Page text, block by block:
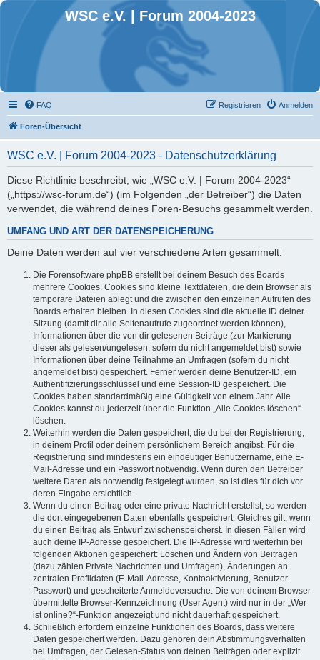
WSC e.V. | Forum 2004-2023
FAQ Anmelden
Registrieren
Foren-Übersicht
WSC e.V. | Forum 2004-2023 - Datenschutzerklärung
Diese Richtlinie beschreibt, wie „WSC e.V. | Forum 2004-2023“
(„https://wsc-forum.de“) (im Folgenden „der Betreiber“) die Daten
verwendet, die während deines Foren-Besuchs gesammelt werden.
UMFANG UND ART DER DATENSPEICHERUNG
Deine Daten werden auf vier verschiedene Arten gesammelt:
Die Forensoftware phpBB erstellt bei deinem Besuch des Boards
mehrere Cookies. Cookies sind kleine Textdateien, die dein Browser als
temporäre Dateien ablegt und die zwischen den einzelnen Aufrufen des
Boards erhalten bleiben. In diesen Cookies sind die aktuelle ID deiner
Sitzung (damit dir alle Seitenaufrufe zugeordnet werden können),
Informationen über die von dir gelesenen Beiträge (zur Markierung
dieser als gelesen/ungelesen; sofern du nicht angemeldet bist) sowie
Informationen über deine Teilnahme an Umfragen (sofern du nicht
angemeldet bist) gespeichert. Ferner werden deine Benutzer-ID, ein
Authentifizierungsschlüssel und eine Session-ID gespeichert. Die
Cookies haben standardmäßig eine Gültigkeit von einem Jahr. Alle
Cookies kannst du jederzeit über die Funktion „Alle Cookies löschen“
löschen.
Weiterhin werden die Daten gespeichert, die du bei der Registrierung,
in deinem Profil oder deinem persönlichem Bereich angibst. Für die
Registrierung sind mindestens ein eindeutiger Benutzername, eine E-
Mail-Adresse und ein Passwort notwendig. Wenn durch den Betreiber
weitere Daten als notwendig festgelegt wurden, so ist dies für dich vor
deren Eingabe ersichtlich.
Wenn du einen Beitrag oder eine private Nachricht erstellst, so werden
die dort eingegebenen Daten ebenfalls gespeichert. Gleiches gilt, wenn
du einen Beitrag als Entwurf zwischenspeicherst. In diesen Fällen wird
auch deine IP-Adresse gespeichert. Die IP-Adresse wird weiterhin bei
folgenden Aktionen gespeichert: Löschen und Ändern von Beiträgen
(dazu zählen Private Nachrichten und Umfragen), Änderungen an
zentralen Profildaten (E-Mail-Adresse, Kontoaktivierung, Benutzer-
Passwort) und gescheiterte Anmeldeversuche. Die von deinem Browser
übermittelte Browser-Kennzeichnung (User Agent) wird nur in der „Wer
ist online?“-Funktion angezeigt und nicht dauerhaft gespeichert.
Schließlich erfordern einzelne Funktionen des Boards, dass weitere
Daten gespeichert werden. Dazu gehören dein Abstimmungsverhalten
bei Umfragen, der Gelesen-Status von deinen Beiträgen oder explizit